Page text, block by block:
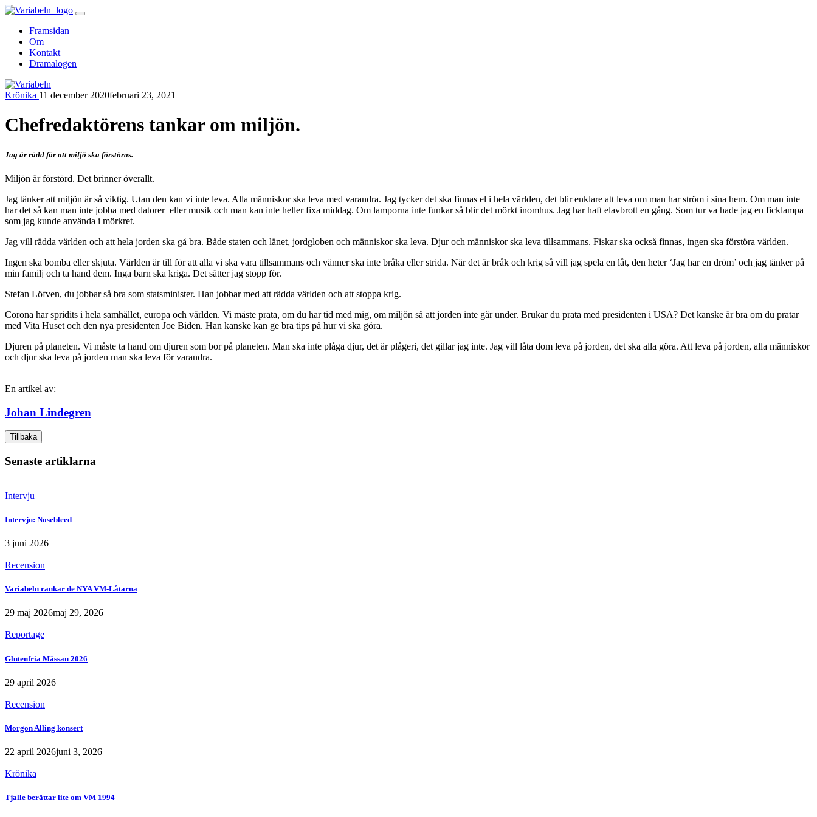
Skip
contentFramsidan
Om
Kontakt
Dramalogen
Krönika 11 december 2020februari 23, 2021
Chefredaktörens tankar om miljön.
Jag är rädd för att miljö ska förstöras.
Miljön är förstörd. Det brinner överallt.
Jag tänker att miljön är så viktig. Utan den kan vi inte leva. Alla människor ska leva med varandra. Jag tycker det ska finnas el i hela världen, det blir enklare att leva om man har ström i sina hem. Om man inte
har det så kan man inte jobba med datorer eller musik och man kan inte heller fixa middag. Om lamporna inte funkar så blir det mörkt inomhus. Jag har haft elavbrott en gång. Som tur va hade jag en ficklampa
som jag kunde använda i mörkret.
Jag vill rädda världen och att hela jorden ska gå bra. Både staten och länet, jordgloben och människor ska leva. Djur och människor ska leva tillsammans. Fiskar ska också finnas, ingen ska förstöra världen.
Ingen ska bomba eller skjuta. Världen är till för att alla vi ska vara tillsammans och vänner ska inte bråka eller strida. När det är bråk och krig så vill jag spela en låt, den heter ‘Jag har en dröm’ och jag tänker på
min familj och ta hand dem. Inga barn ska kriga. Det sätter jag stopp för.
Stefan Löfven, du jobbar så bra som statsminister. Han jobbar med att rädda världen och att stoppa krig.
Corona har spridits i hela samhället, europa och världen. Vi måste prata, om du har tid med mig, om miljön så att jorden inte går under. Brukar du prata med presidenten i USA? Det kanske är bra om du pratar
med Vita Huset och den nya presidenten Joe Biden. Han kanske kan ge bra tips på hur vi ska göra.
Djuren på planeten. Vi måste ta hand om djuren som bor på planeten. Man ska inte plåga djur, det är plågeri, det gillar jag inte. Jag vill låta dom leva på jorden, det ska alla göra. Att leva på jorden, alla människor
och djur ska leva på jorden man ska leva för varandra.
En artikel av:
Johan Lindegren
Tillbaka
Senaste artiklarna
Intervju
Intervju: Nosebleed
3 juni 2026
Recension
Variabeln rankar de NYA VM-Låtarna
29 maj 2026maj 29, 2026
Reportage
Glutenfria Mässan 2026
29 april 2026
Recension
Morgon Alling konsert
22 april 2026juni 3, 2026
Krönika
Tjalle berättar lite om VM 1994